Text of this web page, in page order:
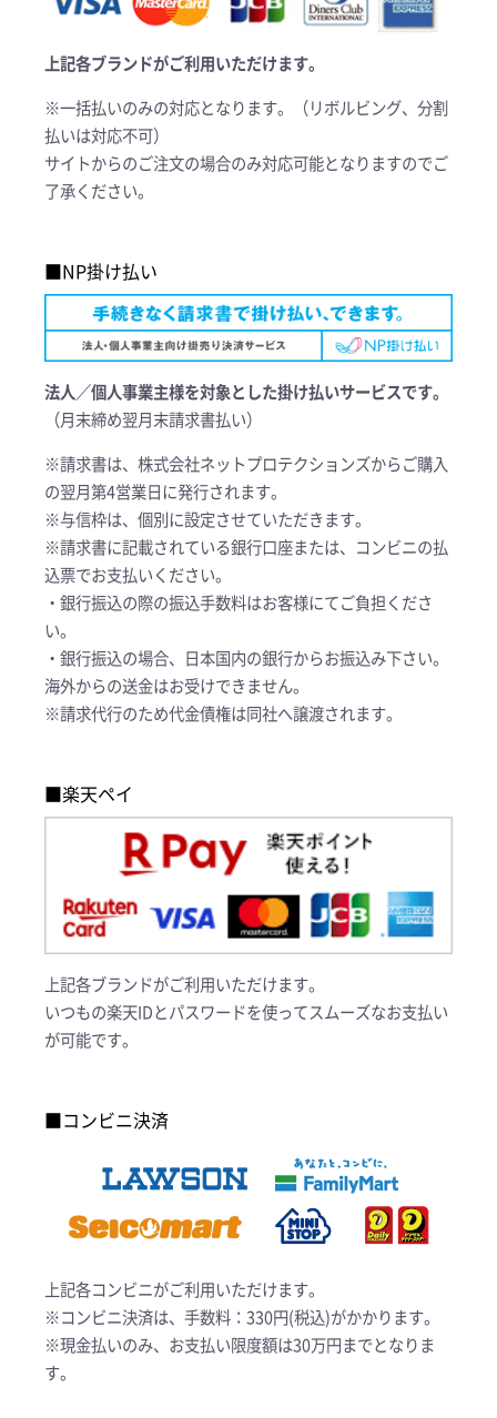
上記各ブランドがご利用いただけます。
※一括払いのみの対応となります。（リボルビング、分割
払いは対応不可）
サイトからのご注文の場合のみ対応可能となりますのでご
了承ください。
■NP掛け払い
法人／個人事業主様を対象とした掛け払いサービスです。
（月末締め翌月末請求書払い）
※請求書は、株式会社ネットプロテクションズからご購入
の翌月第4営業日に発行されます。
※与信枠は、個別に設定させていただきます。
※請求書に記載されている銀行口座または、コンビニの払
込票でお支払いください。
・銀行振込の際の振込手数料はお客様にてご負担くださ
い。
・銀行振込の場合、日本国内の銀行からお振込み下さい。
海外からの送金はお受けできません。
※請求代行のため代金債権は同社へ譲渡されます。
■楽天ペイ
上記各ブランドがご利用いただけます。
いつもの楽天IDとパスワードを使ってスムーズなお支払い
が可能です。
■コンビニ決済
上記各コンビニがご利用いただけます。
※コンビニ決済は、手数料：330円(税込)がかかります。
※現金払いのみ、お支払い限度額は30万円までとなりま
す。